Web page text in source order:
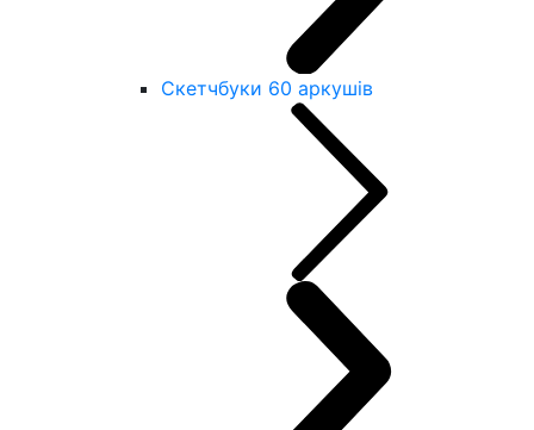
Скетчбуки 60 аркушів